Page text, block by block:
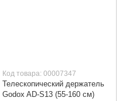
Код товара: 00007347
Телескопический держатель
Godox AD-S13 (55-160 см)